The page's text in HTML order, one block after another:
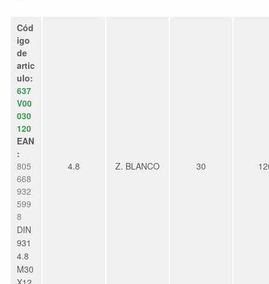
Cód
igo
de
artic
ulo:
637
V00
030
120
EAN
:
805
668
932
599
8
DIN
931
4.8
M30
4.8 Z. BLANCO 30